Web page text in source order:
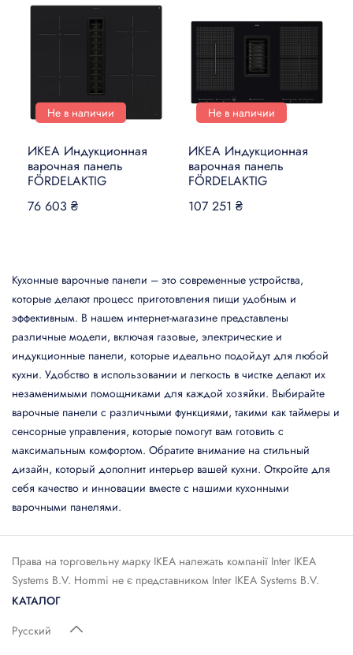
Не в наличии
ИКЕА Индукционная
варочная панель
FÖRDELAKTIG
76 603 ₴
Не в наличии
ИКЕА Индукционная
варочная панель
FÖRDELAKTIG
107 251 ₴
Кухонные варочные панели – это современные устройства,
которые делают процесс приготовления пищи удобным и
эффективным. В нашем интернет-магазине представлены
различные модели, включая газовые, электрические и
индукционные панели, которые идеально подойдут для любой
кухни. Удобство в использовании и легкость в чистке делают их
незаменимыми помощниками для каждой хозяйки. Выбирайте
варочные панели с различными функциями, такими как таймеры и
сенсорные управления, которые помогут вам готовить с
максимальным комфортом. Обратите внимание на стильный
дизайн, который дополнит интерьер вашей кухни. Откройте для
себя качество и инновации вместе с нашими кухонными
варочными панелями.
Права на торговельну марку IКЕА належать компанії Inter IKEA
Systems B.V. Hommi не є представником Inter IKEA Systems B.V.
КАТАЛОГ